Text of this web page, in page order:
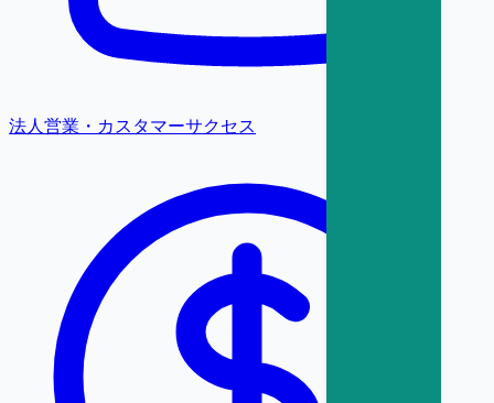
法人営業・カスタマーサクセス